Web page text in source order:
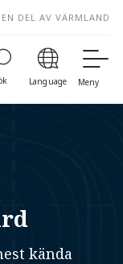
EN DEL AV VÄRMLAND
Language Meny
kända